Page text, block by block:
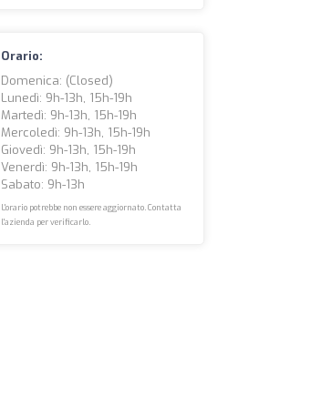
Orario:
Domenica: (closed)
Lunedì: 9h-13h, 15h-19h
Martedì: 9h-13h, 15h-19h
Mercoledì: 9h-13h, 15h-19h
Giovedì: 9h-13h, 15h-19h
Venerdì: 9h-13h, 15h-19h
Sabato: 9h-13h
L'orario potrebbe non essere aggiornato. Contatta
l'azienda per verificarlo.